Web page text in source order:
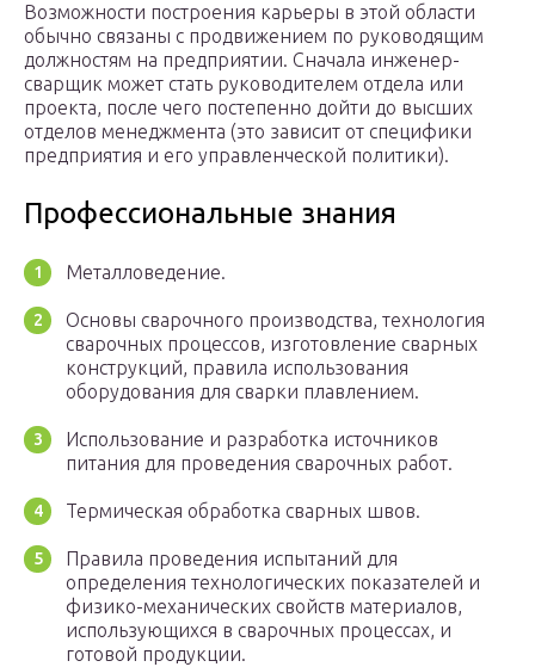
Возможности построения карьеры в этой области
обычно связаны с продвижением по руководящим
должностям на предприятии. Сначала инженер-
сварщик может стать руководителем отдела или
проекта, после чего постепенно дойти до высших
отделов менеджмента (это зависит от специфики
предприятия и его управленческой политики).
Профессиональные знания
Металловедение.
Основы сварочного производства, технология
сварочных процессов, изготовление сварных
конструкций, правила использования
оборудования для сварки плавлением.
Использование и разработка источников
питания для проведения сварочных работ.
Термическая обработка сварных швов.
Правила проведения испытаний для
определения технологических показателей и
физико-механических свойств материалов,
использующихся в сварочных процессах, и
готовой продукции.